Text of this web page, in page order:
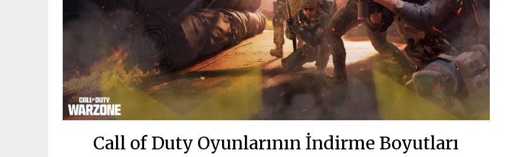
Call of Duty Oyunlarının İndirme Boyutları